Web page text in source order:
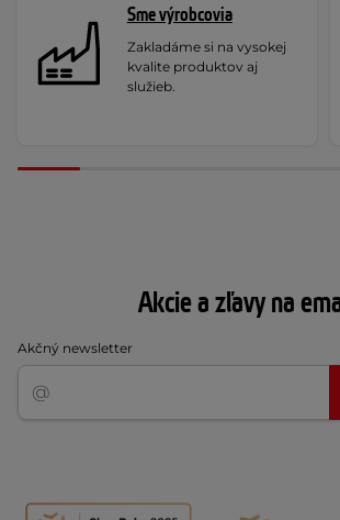
Sme výrobcovia
Zakladáme si na vysokej
kvalite produktov aj
služieb.
Akcie a zľavy na
Akčný newsletter